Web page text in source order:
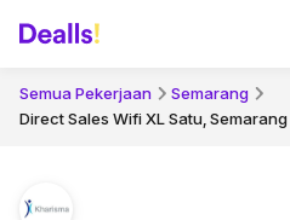
Semua Pekerjaan
Semarang
Direct Sales Wifi XL Satu, Semarang